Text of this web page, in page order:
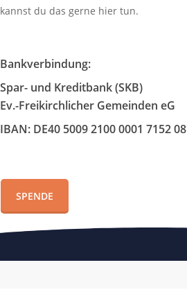
kannst du das gerne hier tun.
Bankverbindung:
Spar- und Kreditbank (SKB)
Ev.-Freikirchlicher Gemeinden eG
IBAN: DE40 5009 2100 0001 7152 08
SPENDE